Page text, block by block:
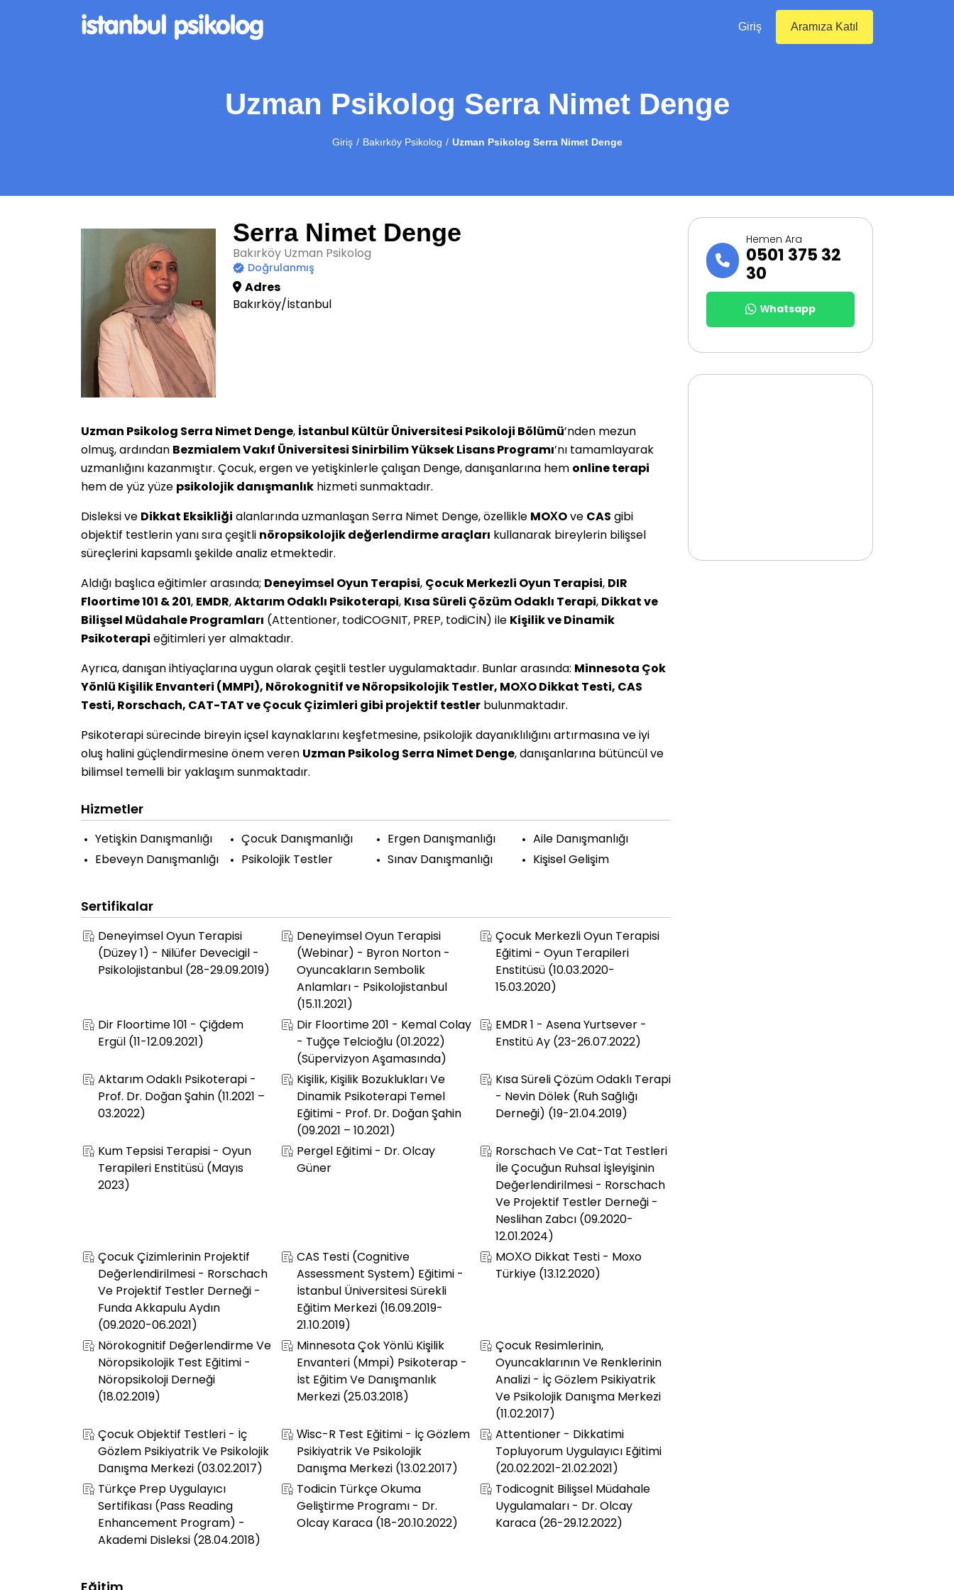
Giriş Aramıza Katıl
Uzman Psikolog Serra Nimet Denge
Giriş Bakırköy Psikolog Uzman Psikolog Serra Nimet Denge
Serra Nimet Denge
Bakırköy Uzman Psikolog
Doğrulanmış
Adres
Bakırköy/İstanbul
Uzman Psikolog Serra Nimet Denge, İstanbul Kültür Üniversitesi Psikoloji Bölümü’nden mezun
olmuş, ardından Bezmialem Vakıf Üniversitesi Sinirbilim Yüksek Lisans Programı’nı tamamlayarak
uzmanlığını kazanmıştır. Çocuk, ergen ve yetişkinlerle çalışan Denge, danışanlarına hem online terapi
hem de yüz yüze psikolojik danışmanlık hizmeti sunmaktadır.
Disleksi ve Dikkat Eksikliği alanlarında uzmanlaşan Serra Nimet Denge, özellikle MOXO ve CAS gibi
objektif testlerin yanı sıra çeşitli nöropsikolojik değerlendirme araçları kullanarak bireylerin bilişsel
süreçlerini kapsamlı şekilde analiz etmektedir.
Aldığı başlıca eğitimler arasında; Deneyimsel Oyun Terapisi, Çocuk Merkezli Oyun Terapisi, DIR
Floortime 101 & 201 , EMDR, Aktarım Odaklı Psikoterapi, Kısa Süreli Çözüm Odaklı Terapi, Dikkat ve
Bilişsel Müdahale Programları (Attentioner, todiCOGNIT, PREP, todiCİN) ile Kişilik ve Dinamik
Psikoterapi eğitimleri yer almaktadır.
Ayrıca, danışan ihtiyaçlarına uygun olarak çeşitli testler uygulamaktadır. Bunlar arasında: Minnesota Çok
Yönlü Kişilik Envanteri (MMPI), Nörokognitif ve Nöropsikolojik Testler, MOXO Dikkat Testi, CAS
Testi, Rorschach, CAT-TAT ve Çocuk Çizimleri gibi projektif testler bulunmaktadır.
Psikoterapi sürecinde bireyin içsel kaynaklarını keşfetmesine, psikolojik dayanıklılığını artırmasına ve iyi
oluş halini güçlendirmesine önem veren Uzman Psikolog Serra Nimet Denge, danışanlarına bütüncül ve
bilimsel temelli bir yaklaşım sunmaktadır.
Hizmetler
Yetişkin Danışmanlığı Çocuk Danışmanlığı Ergen Danışmanlığı
Aile Danışmanlığı
Ebeveyn Danışmanlığı
Psikolojik Testler Sınav Danışmanlığı Kişisel Gelişim
Sertifikalar
Deneyimsel Oyun Terapisi
(Düzey 1) - Nilüfer Devecigil -
Psikolojistanbul (28-29.09.2019)
Deneyimsel Oyun Terapisi
(Webinar) - Byron Norton -
Oyuncakların Sembolik
Anlamları - Psikolojistanbul
(15.11.2021)
Çocuk Merkezli Oyun Terapisi
Eğitimi - Oyun Terapileri
Enstitüsü (10.03.2020-
15.03.2020)
Dir Floortime 101 - Çiğdem
Ergül (11-12.09.2021)
Dir Floortime 201 - Kemal Colay
- Tuğçe Telcioğlu (01.2022)
(Süpervizyon Aşamasında)
EMDR 1 - Asena Yurtsever -
Enstitü Ay (23-26.07.2022)
Aktarım Odaklı Psikoterapi -
Prof. Dr. Doğan Şahin (11.2021 –
03.2022)
Kişilik, Kişilik Bozuklukları Ve
Dinamik Psikoterapi Temel
Eğitimi - Prof. Dr. Doğan Şahin
(09.2021 – 10.2021)
Kısa Süreli Çözüm Odaklı Terapi
- Nevin Dölek (Ruh Sağlığı
Derneği) (19-21.04.2019)
Kum Tepsisi Terapisi - Oyun
Terapileri Enstitüsü (Mayıs
2023)
Pergel Eğitimi - Dr. Olcay
Güner
Rorschach Ve Cat-Tat Testleri
İle Çocuğun Ruhsal İşleyişinin
Değerlendirilmesi - Rorschach
Ve Projektif Testler Derneği -
Neslihan Zabcı (09.2020-
12.01.2024)
Çocuk Çizimlerinin Projektif
Değerlendirilmesi - Rorschach
Ve Projektif Testler Derneği -
Funda Akkapulu Aydın
(09.2020-06.2021)
CAS Testi (Cognitive
Assessment System) Eğitimi -
İstanbul Üniversitesi Sürekli
Eğitim Merkezi (16.09.2019-
21.10.2019)
MOXO Dikkat Testi - Moxo
Türkiye (13.12.2020)
Nörokognitif Değerlendirme Ve
Nöropsikolojik Test Eğitimi -
Nöropsikoloji Derneği
(18.02.2019)
Minnesota Çok Yönlü Kişilik
Envanteri (Mmpi) Psikoterap -
İst Eğitim Ve Danışmanlık
Merkezi (25.03.2018)
Çocuk Resimlerinin,
Oyuncaklarının Ve Renklerinin
Analizi - İç Gözlem Psikiyatrik
Ve Psikolojik Danışma Merkezi
(11.02.2017)
Çocuk Objektif Testleri - İç
Gözlem Psikiyatrik Ve Psikolojik
Danışma Merkezi (03.02.2017)
Wisc-R Test Eğitimi - İç Gözlem
Psikiyatrik Ve Psikolojik
Danışma Merkezi (13.02.2017)
Attentioner - Dikkatimi
Topluyorum Uygulayıcı Eğitimi
(20.02.2021-21.02.2021)
Türkçe Prep Uygulayıcı
Sertifikası (Pass Reading
Enhancement Program) -
Akademi Disleksi (28.04.2018)
Todicin Türkçe Okuma
Geliştirme Programı - Dr.
Olcay Karaca (18-20.10.2022)
Todicognit Bilişsel Müdahale
Uygulamaları - Dr. Olcay
Karaca (26-29.12.2022)
Hemen Ara
0501 375 32
30
Whatsapp